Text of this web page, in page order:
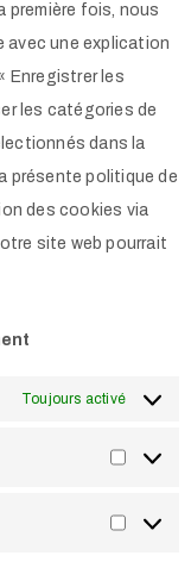
première fois, nous
une explication
Enregistrer les
les catégories de
dans la
présente politique de
des cookies via
site web pourrait
Toujours activé